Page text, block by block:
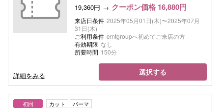
19,360円 クーポン価格 16,880円
来店日条件 2025年05月01日(木)〜2025年07月
31日(木)
ご利用条件 emtgroupへ初めてご来店の方
有効期限 なし
所要時間 150分
詳細をみる 選択する
初回 カット パーマ